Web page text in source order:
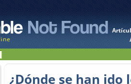
¿Dónde se han ido